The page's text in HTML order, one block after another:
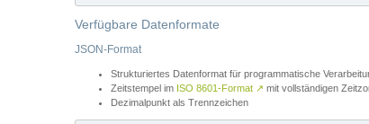
Verfügbare Datenformate
JSON-Format
Strukturiertes Datenformat für programmatische
Zeitstempel im ISO 8601-Format ↗ mit vollständigen
Dezimalpunkt als Trennzeichen